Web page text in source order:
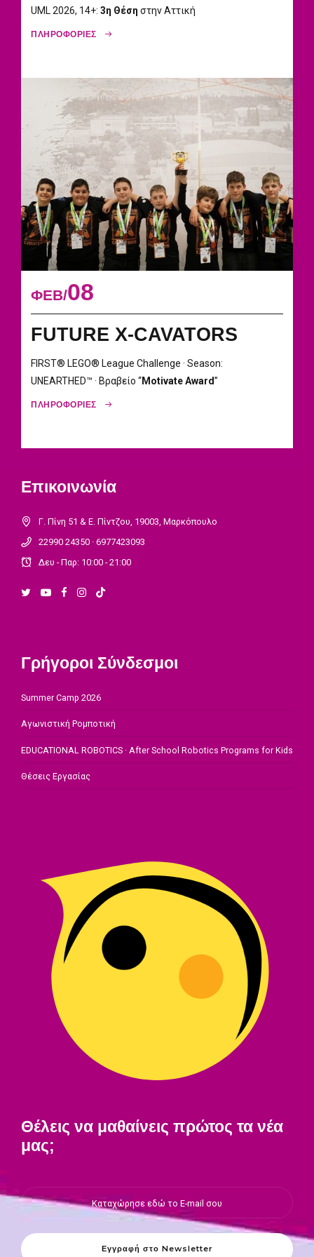
UML 2026, 14+: 3η Θέση στην Αττική
ΠΛΗΡΟΦΟΡΙΕΣ
ΦΕΒ 08
FUTURE X-CAVATORS
FIRST® LEGO® League Challenge · Season:
UNEARTHED™ · Βραβείο “Motivate Award”
ΠΛΗΡΟΦΟΡΙΕΣ
Επικοινωνία
Γ. Πίνη 51 & Ε. Πίντζου, 19003, Μαρκόπουλο
22990 24350 · 6977423093
Δευ - Παρ: 10:00 - 21:00
Γρήγοροι Σύνδεσμοι
Summer Camp 2026
Αγωνιστική Ρομποτική
EDUCATIONAL ROBOTICS · After School Robotics Programs for Kids
Θέσεις Εργασίας
Θέλεις να μαθαίνεις πρώτος τα νέα
μας;